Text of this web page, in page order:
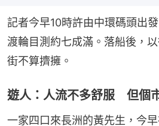
記者今早10時許由中環碼頭出
渡輪目測約七成滿。落船後，
街不算擠擁。
遊人：人流不多舒服 但個
一家四口來長洲的黃先生，今